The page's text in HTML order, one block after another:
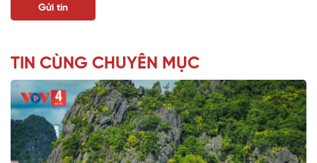
TIN CÙNG CHUYÊN MỤC